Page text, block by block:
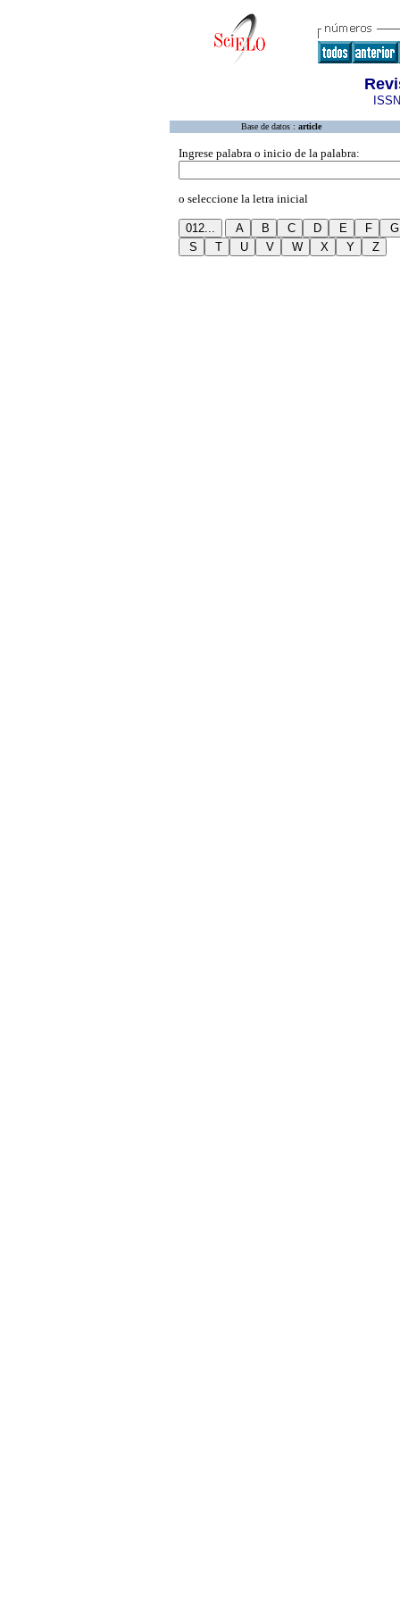
Base de datos : article
Ingrese palabra o inicio de la palabra:
o seleccione la letra inicial